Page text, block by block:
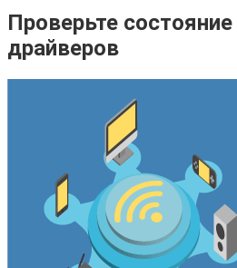
Проверьте
драйверов